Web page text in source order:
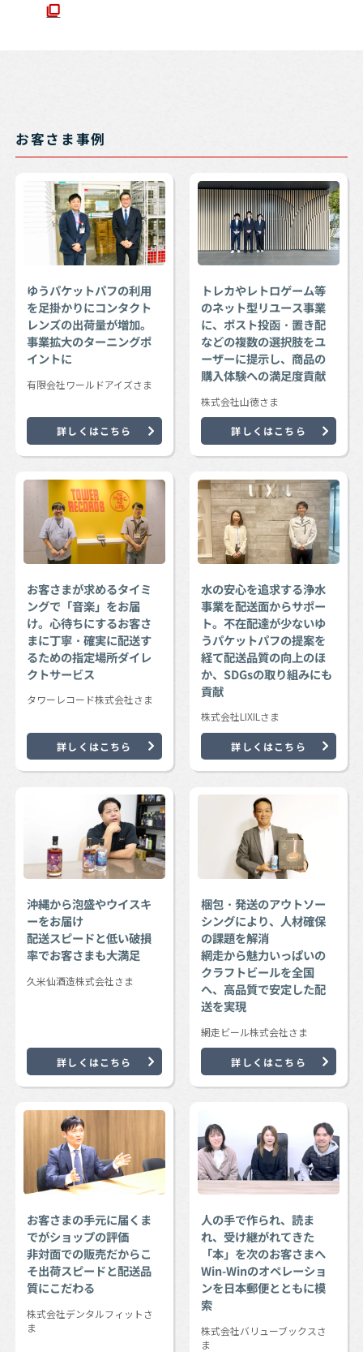
お客さま事例
ゆうパケットパフの利用
を足掛かりにコンタクト
レンズの出荷量が増加。
事業拡大のターニングポ
イントに
有限会社ワールドアイズさま
詳しくはこちら
トレカやレトロゲーム等
のネット型リユース事業
に、ポスト投函・置き配
などの複数の選択肢をユ
ーザーに提示し、商品の
購入体験への満足度貢献
株式会社山徳さま
詳しくはこちら
お客さまが求めるタイミ
ングで「音楽」をお届
け。心待ちにするお客さ
まに丁寧・確実に配送す
るための指定場所ダイレ
クトサービス
タワーレコード株式会社さま
詳しくはこちら
水の安心を追求する浄水
事業を配送面からサポー
ト。不在配達が少ないゆ
うパケットパフの提案を
経て配送品質の向上のほ
か、SDGsの取り組みにも
貢献
株式会社LIXILさま
詳しくはこちら
沖縄から泡盛やウイスキ
ーをお届け
配送スピードと低い破損
率でお客さまも大満足
久米仙酒造株式会社さま
詳しくはこちら
梱包・発送のアウトソー
シングにより、人材確保
の課題を解消
網走から魅力いっぱいの
クラフトビールを全国
へ、高品質で安定した配
送を実現
網走ビール株式会社さま
詳しくはこちら
お客さまの手元に届くま
でがショップの評価
非対面での販売だからこ
そ出荷スピードと配送品
質にこだわる
株式会社デンタルフィットさ
ま
人の手で作られ、読ま
れ、受け継がれてきた
「本」を次のお客さまへ
Win-Winのオペレーショ
ンを日本郵便とともに模
索
株式会社バリューブックスさ
ま